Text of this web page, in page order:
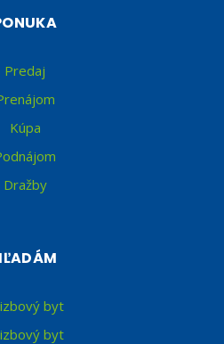
Predaj
Kúpa
Dražby
byt
byt